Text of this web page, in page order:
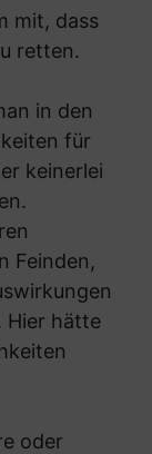
mit, dass
retten.
in den
für
keinerlei
Feinden,
Hier hätte
oder